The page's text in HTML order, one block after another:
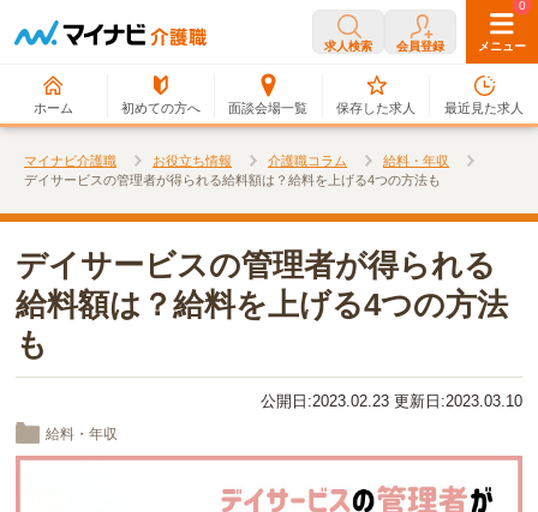
求人検索 会員登録 メニュー
ホーム 初めての方へ 面談会場一覧
0
保存した求人
0
最近見た求人
マイナビ介護職 お役立ち情報 介護職コラム
給料・年収
デイサービスの管理者が得られる給料額は？給料を上げる4つの方法も
デイサービスの管理者が得られる
給料額は？給料を上げる4つの方法
も
公開日:2023.02.23 更新日:2023.03.10
給料・年収